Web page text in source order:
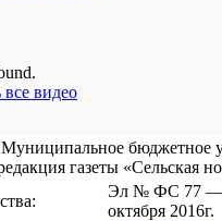
видео
Муниципальное бюджетное
газеты «Сельская
Эл № ФС 77 —
октября 2016г.